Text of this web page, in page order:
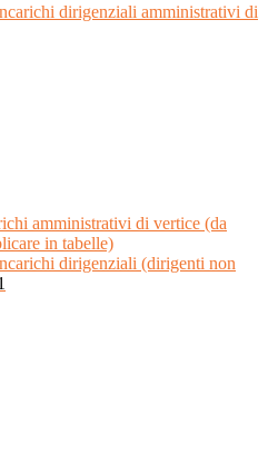
dirigenziali amministrativi di
amministrativi di vertice (da
in tabelle)
dirigenziali (dirigenti non